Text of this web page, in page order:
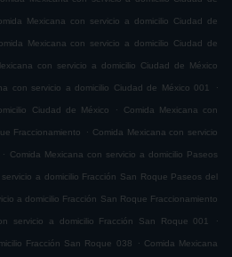
Mexicana con servicio a domicilio Ciudad de
Mexicana con servicio a domicilio Ciudad de
con servicio a domicilio Ciudad de México
con servicio a domicilio Ciudad de México 001 .
Ciudad de México . Comida Mexicana con
Fraccionamiento . Comida Mexicana con servicio
. Comida Mexicana con servicio a domicilio Paseos
a domicilio Fracción San Roque Paseos del
a domicilio Fracción San Roque Fraccionamiento
servicio a domicilio Fracción San Roque 001 .
Fracción San Roque 038 . Comida Mexicana